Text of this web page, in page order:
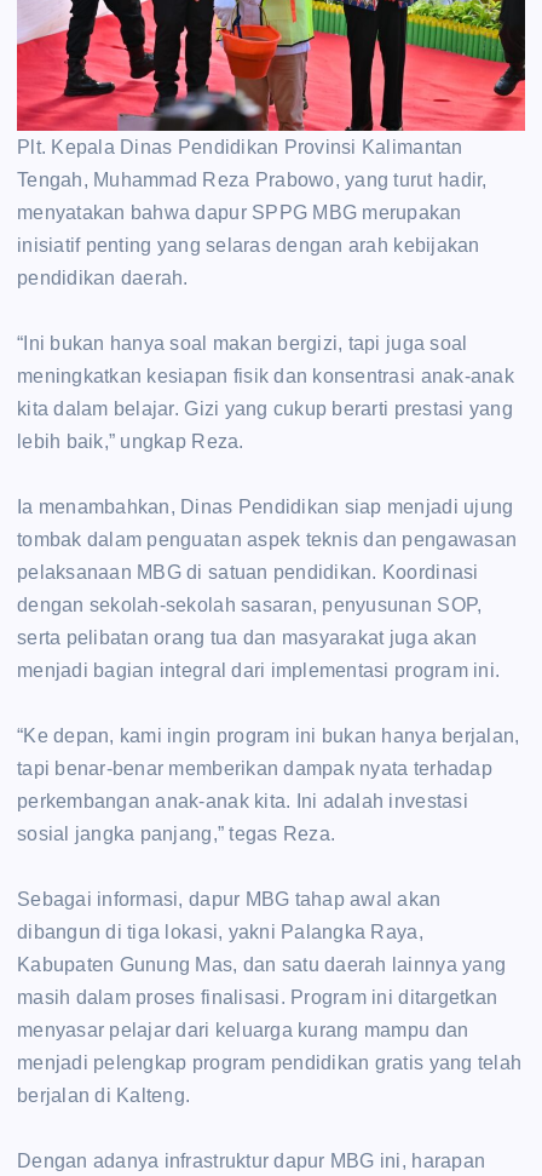
‎Plt. Kepala Dinas Pendidikan Provinsi Kalimantan
Tengah, Muhammad Reza Prabowo, yang turut hadir,
menyatakan bahwa dapur SPPG MBG merupakan
inisiatif penting yang selaras dengan arah kebijakan
pendidikan daerah.
‎“Ini bukan hanya soal makan bergizi, tapi juga soal
meningkatkan kesiapan fisik dan konsentrasi anak-anak
kita dalam belajar. Gizi yang cukup berarti prestasi yang
lebih baik,” ungkap Reza.
‎Ia menambahkan, Dinas Pendidikan siap menjadi ujung
tombak dalam penguatan aspek teknis dan pengawasan
pelaksanaan MBG di satuan pendidikan. Koordinasi
dengan sekolah-sekolah sasaran, penyusunan SOP,
serta pelibatan orang tua dan masyarakat juga akan
menjadi bagian integral dari implementasi program ini.
‎“Ke depan, kami ingin program ini bukan hanya berjalan,
tapi benar-benar memberikan dampak nyata terhadap
perkembangan anak-anak kita. Ini adalah investasi
sosial jangka panjang,” tegas Reza.
‎Sebagai informasi, dapur MBG tahap awal akan
dibangun di tiga lokasi, yakni Palangka Raya,
Kabupaten Gunung Mas, dan satu daerah lainnya yang
masih dalam proses finalisasi. Program ini ditargetkan
menyasar pelajar dari keluarga kurang mampu dan
menjadi pelengkap program pendidikan gratis yang telah
berjalan di Kalteng.
‎Dengan adanya infrastruktur dapur MBG ini, harapan